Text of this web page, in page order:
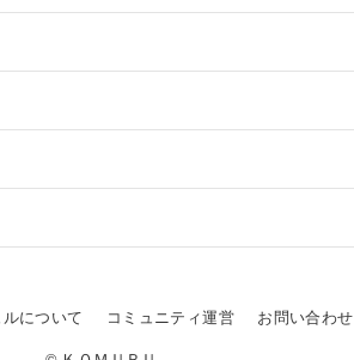
について コミュニティ運営
お問い合わせ